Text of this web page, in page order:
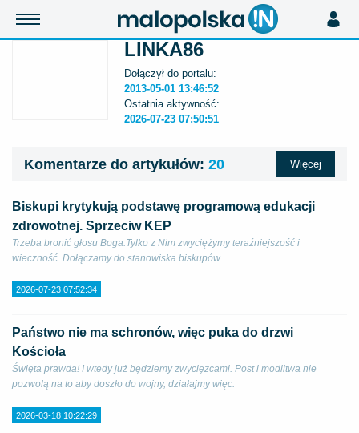
LINKA86
Dołączył do portalu:
2013-05-01 13:46:52
Ostatnia aktywność:
2026-07-23 07:50:51
Komentarze do artykułów: 20 Więcej
Biskupi krytykują podstawę programową edukacji
zdrowotnej. Sprzeciw KEP
Trzeba bronić głosu Boga.Tylko z Nim zwyciężymy teraźniejszość i
wieczność. Dołączamy do stanowiska biskupów.
2026-07-23 07:52:34
Państwo nie ma schronów, więc puka do drzwi
Kościoła
Święta prawda! I wtedy już będziemy zwycięzcami. Post i modlitwa nie
pozwolą na to aby doszło do wojny, działajmy więc.
2026-03-18 10:22:29